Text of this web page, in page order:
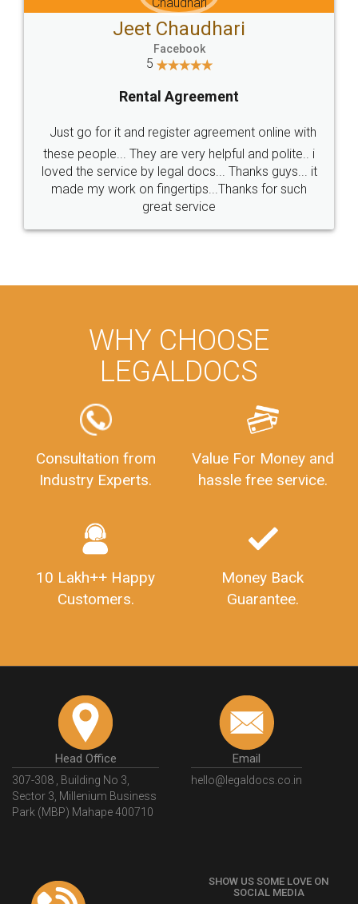
Jeet Chaudhari
Facebook
5
Rental Agreement
Just go for it and register agreement online with
these people... They are very helpful and polite.. i
loved the service by legal docs... Thanks guys... it
made my work on fingertips...Thanks for such
great service
WHY CHOOSE
LEGALDOCS
Consultation from
Industry Experts.
Value For Money and
hassle free service.
10 Lakh++ Happy
Customers.
Money Back
Guarantee.
Head Office
307-308 , Building No 3,
Sector 3, Millenium Business
Park (MBP) Mahape 400710
Email
hello@legaldocs.co.in
SHOW US SOME LOVE ON
SOCIAL MEDIA